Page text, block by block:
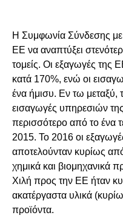
Η Συμφωνία Σύνδεσης
ΕΕ να αναπτύξει
τομείς. Οι εξαγωγές της
κατά 170%, ενώ οι
ένα ήμισυ. Εν τω μεταξύ,
εισαγωγές υπηρεσιών
περισσότερο από το ένα
2015. Το 2016 οι
αποτελούνταν κυρίως
χημικά και βιομηχανικά
Χιλή προς την ΕΕ ήταν
ακατέργαστα υλικά
προϊόντα.